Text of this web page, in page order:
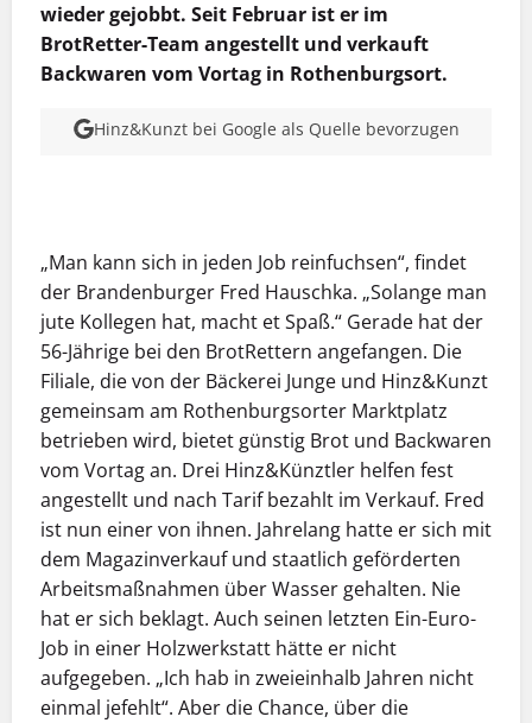
wieder gejobbt. Seit Februar ist er im
BrotRetter-Team angestellt und verkauft
Backwaren vom Vortag in Rothenburgsort.
Hinz&Kunzt bei Google als Quelle bevorzugen
„Man kann sich in jeden Job reinfuchsen“, findet
der Brandenburger Fred Hauschka. „Solange man
jute Kollegen hat, macht et Spaß.“ Gerade hat der
56-Jährige bei den BrotRettern angefangen. Die
Filiale, die von der Bäckerei Junge und Hinz&Kunzt
gemeinsam am Rothenburgsorter Marktplatz
betrieben wird, bietet günstig Brot und Backwaren
vom Vortag an. Drei Hinz&Künztler helfen fest
angestellt und nach Tarif bezahlt im Verkauf. Fred
ist nun einer von ihnen. Jahrelang hatte er sich mit
dem Magazinverkauf und staatlich geförderten
Arbeitsmaßnahmen über Wasser gehalten. Nie
hat er sich beklagt. Auch seinen letzten Ein-Euro-
Job in einer Holzwerkstatt hätte er nicht
aufgegeben. „Ich hab in zweieinhalb Jahren nicht
einmal jefehlt“. Aber die Chance, über die